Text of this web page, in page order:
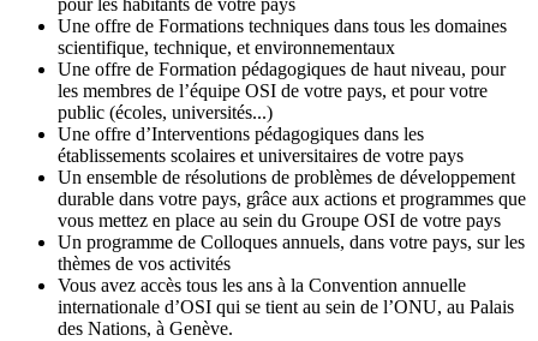
pour les habitants de votre pays
Une offre de Formations techniques dans tous les domaines
scientifique, technique, et environnementaux
Une offre de Formation pédagogiques de haut niveau, pour
les membres de l’équipe OSI de votre pays, et pour votre
public (écoles, universités...)
Une offre d’Interventions pédagogiques dans les
établissements scolaires et universitaires de votre pays
Un ensemble de résolutions de problèmes de développement
durable dans votre pays, grâce aux actions et programmes que
vous mettez en place au sein du Groupe OSI de votre pays
Un programme de Colloques annuels, dans votre pays, sur les
thèmes de vos activités
Vous avez accès tous les ans à la Convention annuelle
internationale d’OSI qui se tient au sein de l’ONU, au Palais
des Nations, à Genève.